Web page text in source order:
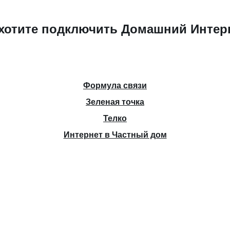
подключить Домашний
Формула связи
Зеленая точка
Телко
Интернет в Частный дом